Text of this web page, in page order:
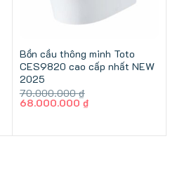
Bồn cầu thông minh Toto
CES9820 cao cấp nhất NEW
2025
70.000.000₫
Giá
68.000.000₫Giá